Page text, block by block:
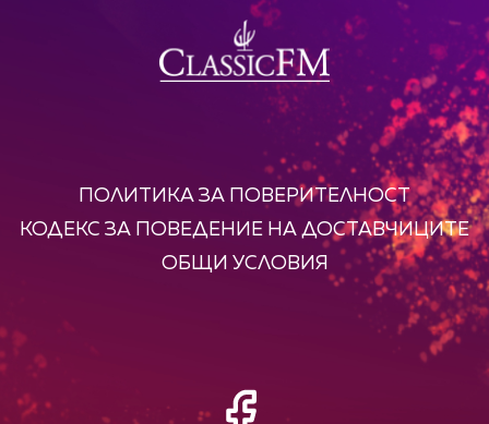
ПОЛИТИКА ЗА ПОВЕРИТЕЛНОСТ
КОДЕКС ЗА ПОВЕДЕНИЕ НА ДОСТАВЧИЦИТЕ
ОБЩИ УСЛОВИЯ